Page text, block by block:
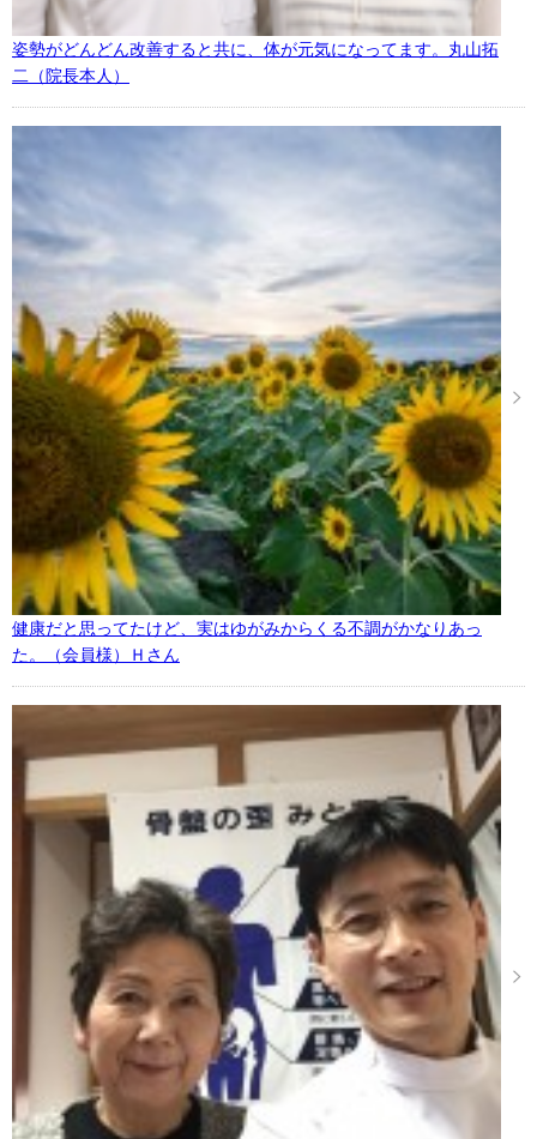
姿勢がどんどん改善すると共に、体が元気になってます。丸山拓
二（院長本人）
健康だと思ってたけど、実はゆがみからくる不調がかなりあっ
た。（会員様）Ｈさん